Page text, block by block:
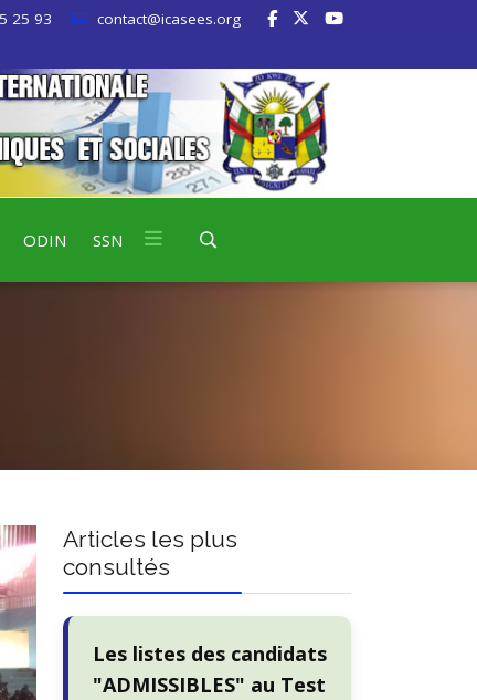
25 93 contact@icasees.org
ODIN SSN
Articles les plus
consultés
Les listes des candidats
"ADMISSIBLES" au Test